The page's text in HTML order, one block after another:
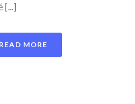
[...]
READ MORE